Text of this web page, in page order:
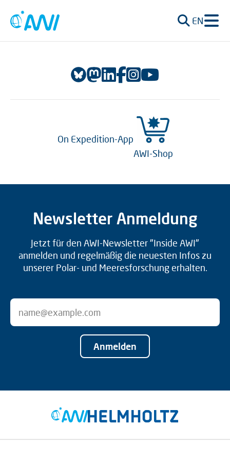
EN
On Expedition-App
AWI-Shop
Newsletter Anmeldung
Jetzt für den AWI-Newsletter "Inside AWI"
anmelden und regelmäßig die neuesten Infos zu
unserer Polar- und Meeresforschung erhalten.
Anmelden